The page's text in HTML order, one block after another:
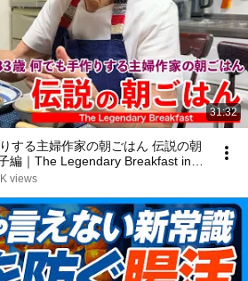
31:32
する主婦作家の朝ごはん 伝説の朝
編｜The Legendary Breakfast in
Morning at 83
views